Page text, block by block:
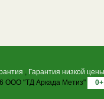
, Гарантия низкой цены
ООО "ТД Аркада Метиз"
0+